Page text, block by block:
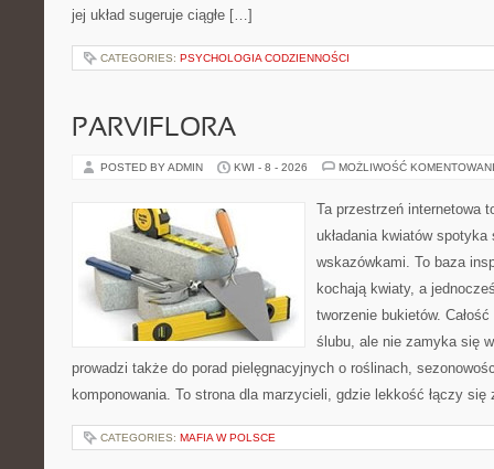
jej układ sugeruje ciągłe […]
CATEGORIES: PSYCHOLOGIA CODZIENNOŚCI
PARVIFLORA
POSTED BY ADMIN KWI - 8 - 2026 MOŻLIWOŚĆ
Ta przestrzeń internetowa
układania kwiatów
wskazówkami. To baza
kochają kwiaty, a
tworzenie bukietów.
ślubu, ale nie zamyka się
prowadzi także do porad pielęgnacyjnych o roślinach,
komponowania. To strona dla marzycieli, gdzie lekkość łączy
CATEGORIES: MAFIA W POLSCE